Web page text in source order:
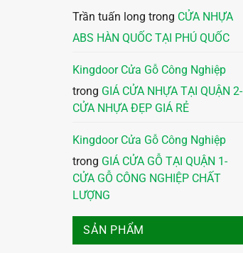
Trần tuấn long trong CỬA NHỰA
ABS HÀN QUỐC TẠI PHÚ QUỐC
Kingdoor Cửa Gỗ Công Nghiệp
trong GIÁ CỬA NHỰA TẠI QUẬN 2-
CỬA NHỰA ĐẸP GIÁ RẺ
Kingdoor Cửa Gỗ Công Nghiệp
trong GIÁ CỬA GỖ TẠI QUẬN 1-
CỬA GỖ CÔNG NGHIỆP CHẤT
LƯỢNG
SẢN PHẨM